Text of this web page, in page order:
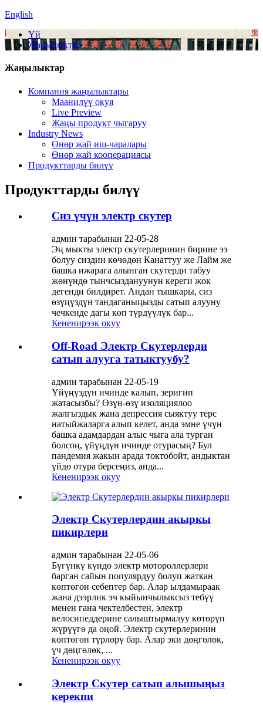
English
Үй
Жаңылыктар
Жаңылыктар
Компания жаңылыктары
Маанилүү окуя
Live Preview
Жаңы продукт чыгаруу
Industry News
Өнөр жай иш-чаралары
Өнөр жай кооперациясы
Продукттарды билүү
Продукттарды билүү
Сиз үчүн электр скутер
админ тарабынан 22-05-28
Эң мыкты электр скутерлеринин бирине ээ
болуу сиздин көчөдөн Канаттуу же Лайм же
башка ижарага алынган скутерди табуу
жөнүндө тынчсыздануунун кереги жок
дегенди билдирет. Андан тышкары, сиз
өзүңүздүн тандаганыңызды сатып алууну
чечкенде дагы көп түрдүүлүк бар...
Кененирээк окуу
Off-Road Электр Скутерлерди
сатып алууга татыктуубу?
админ тарабынан 22-05-19
Үйүңүздүн ичинде калып, зеригип
жатасызбы? Өзүн-өзү изоляциялоо
жалгыздык жана депрессия сыяктуу терс
натыйжаларга алып келет, анда эмне үчүн
башка адамдардан алыс чыга ала турган
болсоң, үйүңдүн ичинде отурасың? Бул
пандемия жакын арада токтобойт, андыктан
үйдө отура берсеңиз, анда...
Кененирээк окуу
Электр Скутерлердин акыркы
пикирлери
админ тарабынан 22-05-06
Бүгүнкү күндө электр мотороллерлери
барган сайын популярдуу болуп жаткан
көптөгөн себептер бар. Алар ылдамыраак
жана дээрлик эч кыйынчылыксыз тебүү
менен гана чектелбестен, электр
велосипеддерине салыштырмалуу көтөрүп
жүрүүгө да оңой. Электр скутерлеринин
көптөгөн түрлөрү бар. Алар эки дөңгөлөк,
үч дөңгөлөк, ...
Кененирээк окуу
Электр Скутер сатып алышыңыз
керекпи